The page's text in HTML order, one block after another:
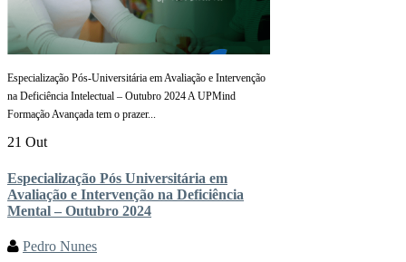
Especialização Pós-Universitária em Avaliação e Intervenção
na Deficiência Intelectual – Outubro 2024 A UPMind
Formação Avançada tem o prazer...
21 Out
Especialização Pós Universitária em
Avaliação e Intervenção na Deficiência
Mental – Outubro 2024
Pedro Nunes